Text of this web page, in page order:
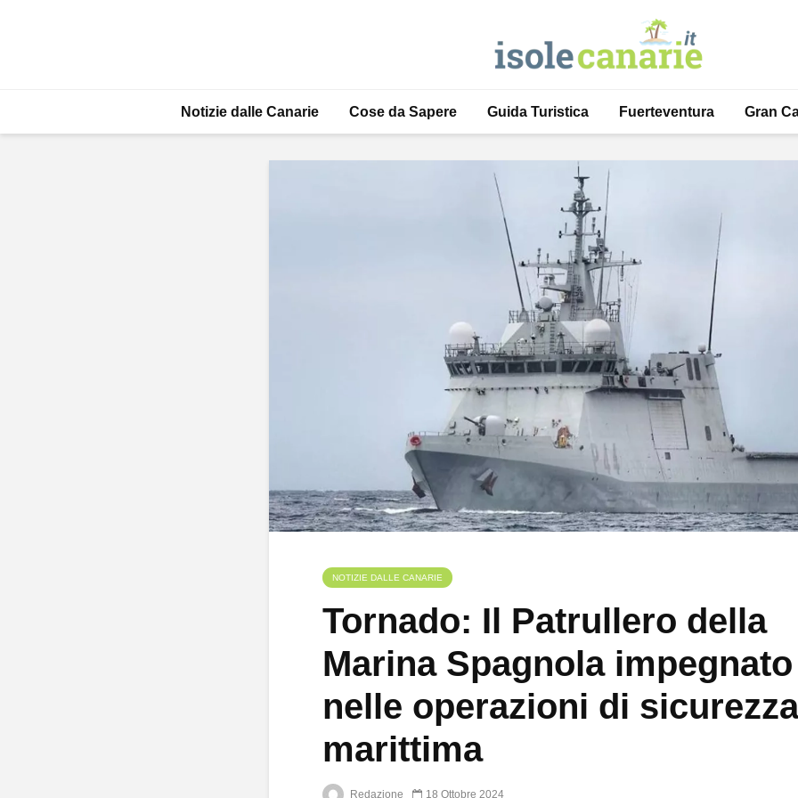
Notizie dalle Canarie Cose da Sapere Guida Turistica Fuerteventura Gran
NOTIZIE DALLE CANARIE
Tornado: Il Patrullero della
Marina Spagnola impegnato
nelle operazioni di sicurezza
marittima
Redazione 18 Ottobre 2024